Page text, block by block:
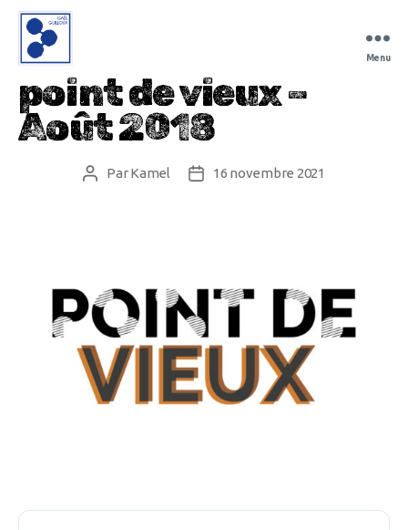
Guilloux
Menu
point de vieux –
Août 2018
Auteur
ParKamel
Date16 novembre 2021